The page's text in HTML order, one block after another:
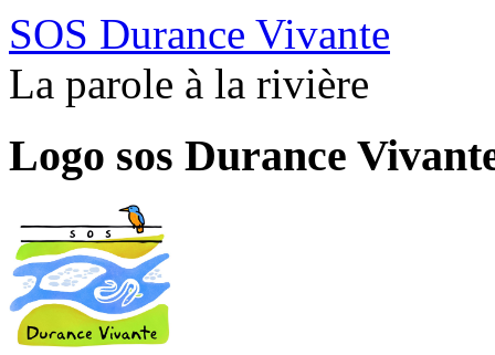
SOS Durance Vivante
La parole à la rivière
Logo sos Durance